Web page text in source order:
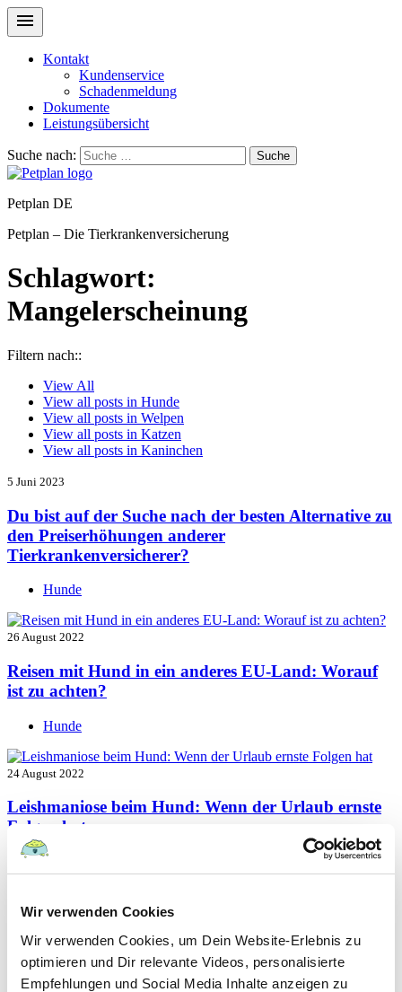
Wir verwenden Cookies
Wir verwenden Cookies, um Dein Website-Erlebnis zu
optimieren und Dir relevante Videos, personalisierte
Empfehlungen und Social Media Inhalte anzeigen zu
Kontakt
Kundenservice
Schadenmeldung
Dokumente
Leistungsübersicht
Suche nach: Suche
Petplan DE
Petplan – Die Tierkrankenversicherung
Schlagwort:
Mangelerscheinung
Filtern nach::
View All
View all posts in Hunde
View all posts in Welpen
View all posts in Katzen
View all posts in Kaninchen
5 Juni 2023
Du bist auf der Suche nach der besten Alternative zu
den Preiserhöhungen anderer
Tierkrankenversicherer?
Hunde
26 August 2022
Reisen mit Hund in ein anderes EU-Land: Worauf
ist zu achten?
Hunde
24 August 2022
Leishmaniose beim Hund: Wenn der Urlaub ernste
Folgen hat
Hunde
Hundefutter und Wasser im Urlaub: Worauf sollte
besonders geachtet werden?